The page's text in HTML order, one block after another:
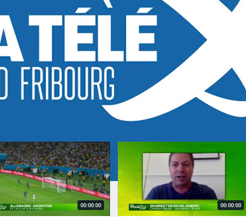
– Argentine : et 1, et 2 et 3 et 4 étoiles…
00:00:00
Bilan 2014 : les tops et flops
00:00:00